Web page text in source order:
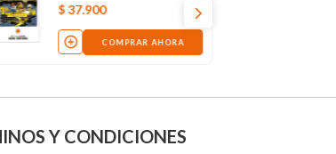
$37.900
COMPRAR AHORA
Y CONDICIONES